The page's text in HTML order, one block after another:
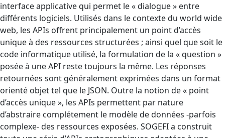
interface applicative qui permet le « dialogue » entre
différents logiciels. Utilisés dans le contexte du world wide
web, les APIs offrent principalement un point d’accès
unique à des ressources structurées ; ainsi quel que soit le
code informatique utilisé, la formulation de la « question »
posée à une API reste toujours la même. Les réponses
retournées sont généralement exprimées dans un format
orienté objet tel que le JSON. Outre la notion de « point
d’accès unique », les APIs permettent par nature
d’abstraire complétement le modèle de données -parfois
complexe- des ressources exposées. SOGEFI a construit